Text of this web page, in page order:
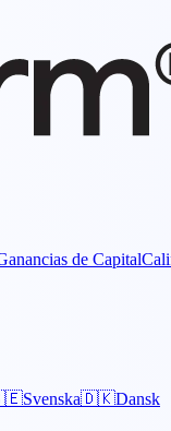
de Capital
Svenska🇩🇰Dansk